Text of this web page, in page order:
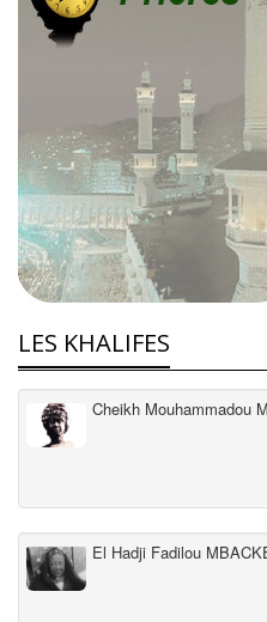
LES KHALIFES
Cheikh Mouhammadou
El Hadji Fadilou